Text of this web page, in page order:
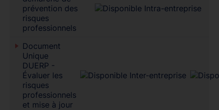
prévention des
risques
professionnels
Document
Unique
DUERP -
Évaluer les
risques
professionnels
et mise à jour